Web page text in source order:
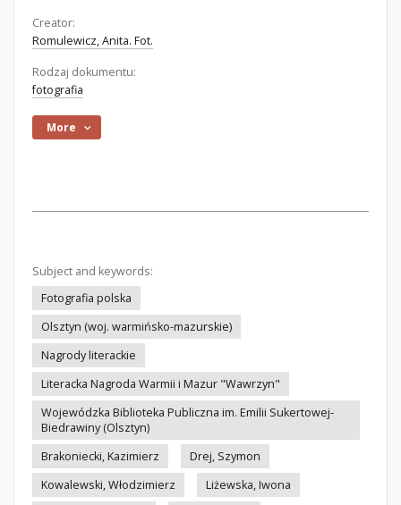
Creator:
Romulewicz, Anita. Fot.
Rodzaj dokumentu:
fotografia
More
Subject and keywords:
Fotografia polska
Olsztyn (woj. warmińsko-mazurskie)
Nagrody literackie
Literacka Nagroda Warmii i Mazur "Wawrzyn"
Wojewódzka Biblioteka Publiczna im. Emilii Sukertowej-
Biedrawiny (Olsztyn)
Brakoniecki, Kazimierz
Drej, Szymon
Kowalewski, Włodzimierz
Liżewska, Iwona